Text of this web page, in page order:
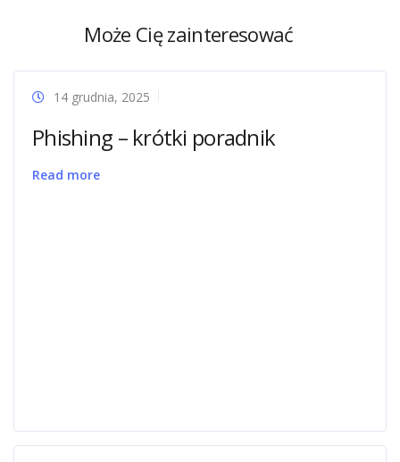
Może Cię zainteresować
14 grudnia, 2025
Phishing – krótki poradnik
Read more